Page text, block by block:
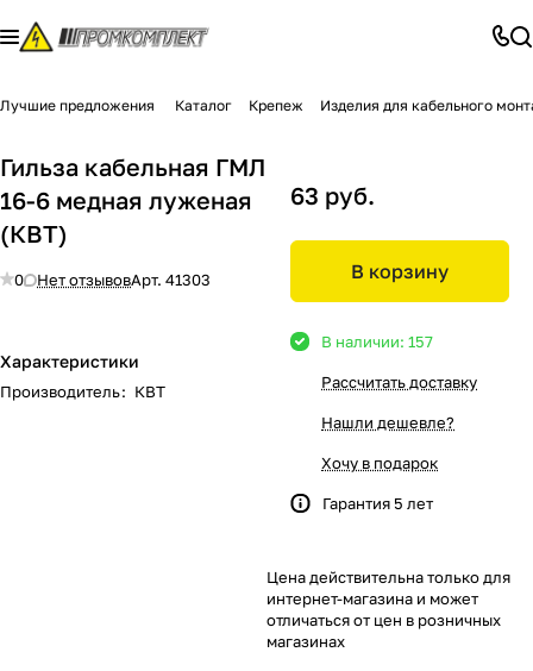
Лучшие предложения Каталог Крепеж Изделия для кабельного
Гильза кабельная ГМЛ
16-6 медная луженая
(КВТ)
0 Нет отзывовАрт. 41303
Характеристики
Производитель: КВТ
63 руб.
В корзину
В наличии: 157
Рассчитать доставку
Нашли дешевле?
Хочу в подарок
Гарантия 5 лет
Цена действительна только для
интернет-магазина и может
отличаться от цен в розничных
магазинах